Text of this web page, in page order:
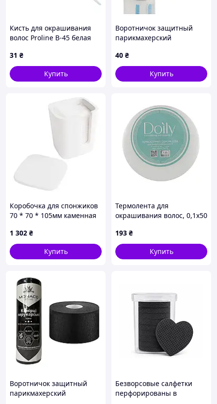
Кисть для окрашивания
волос Proline B-45 белая
31 ₴
Купить
Воротничок защитный
парикмахерский
белый (100 шт/рулл) Pani
Mlada
40 ₴
Купить
Коробочка для спонжиков
70 * 70 * 105мм каменная
1 302 ₴
Купить
Термолента для
окрашивания волос, 0,1х50
193 ₴
Купить
Воротничок защитный
парикмахерский
Безворсовые салфетки
перфорированы в